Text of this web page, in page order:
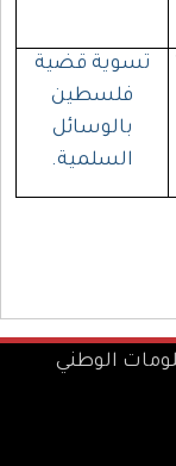
تسوية قضية
فلسطين
بالوسائل
السلمية.
الوطني